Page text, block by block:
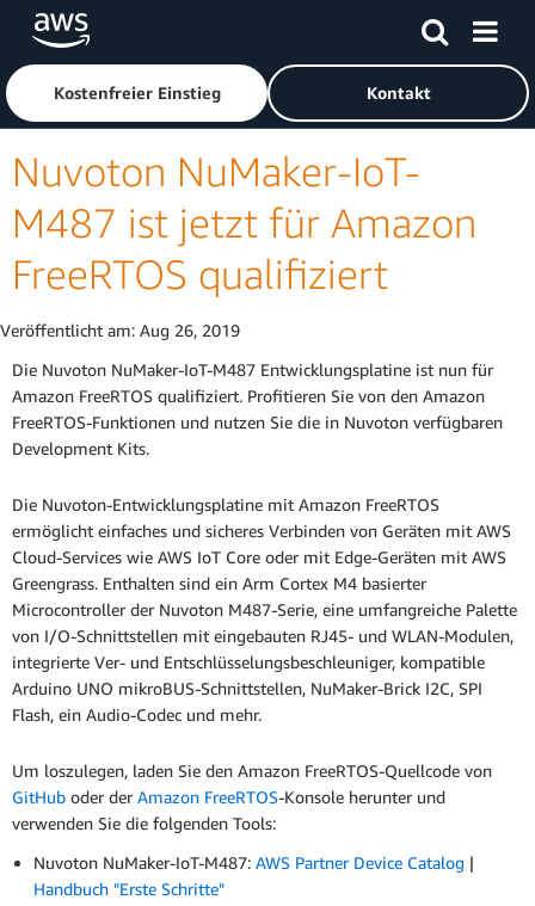
Überspringen zum Hauptinhalt
Klicken Sie hier, um zur Amazon Web Services-Startseite
Kostenfreier Einstieg Kontakt
Nuvoton NuMaker-IoT-
M487 ist jetzt für Amazon
FreeRTOS qualifiziert
Veröffentlicht am: Aug 26, 2019
Die Nuvoton NuMaker-IoT-M487 Entwicklungsplatine ist nun für
Amazon FreeRTOS qualifiziert. Profitieren Sie von den Amazon
FreeRTOS-Funktionen und nutzen Sie die in Nuvoton verfügbaren
Development Kits.
Die Nuvoton-Entwicklungsplatine mit Amazon FreeRTOS
ermöglicht einfaches und sicheres Verbinden von Geräten mit AWS
Cloud-Services wie AWS IoT Core oder mit Edge-Geräten mit AWS
Greengrass. Enthalten sind ein Arm Cortex M4 basierter
Microcontroller der Nuvoton M487-Serie, eine umfangreiche Palette
von I/O-Schnittstellen mit eingebauten RJ45- und WLAN-Modulen,
integrierte Ver- und Entschlüsselungsbeschleuniger, kompatible
Arduino UNO mikroBUS-Schnittstellen, NuMaker-Brick I2C, SPI
Flash, ein Audio-Codec und mehr.
Um loszulegen, laden Sie den Amazon FreeRTOS-Quellcode von
GitHub oder der Amazon FreeRTOS-Konsole herunter und
verwenden Sie die folgenden Tools:
Nuvoton NuMaker-IoT-M487: AWS Partner Device Catalog |
Handbuch "Erste Schritte"